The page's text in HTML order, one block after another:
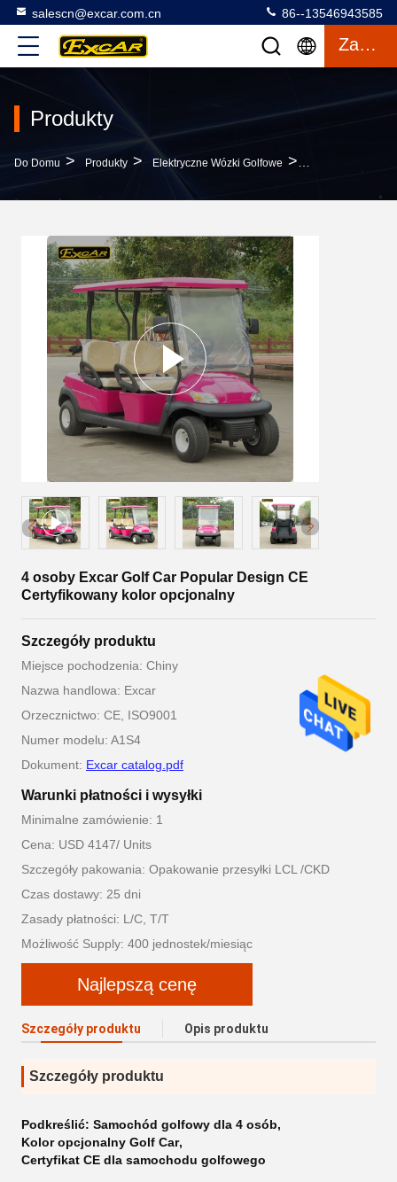
salescn@excar.com.cn 86--13546943585
Zacytować
Produkty
Do Domu > Produkty > Elektryczne Wózki Golfowe >
4 osoby Excar Golf Car Popular Design CE
Certyfikowany kolor opcjonalny
Szczegóły produktu
Miejsce pochodzenia: Chiny
Nazwa handlowa: Excar
Orzecznictwo: CE, ISO9001
Numer modelu: A1S4
Dokument: Excar catalog.pdf
Warunki płatności i wysyłki
Minimalne zamówienie: 1
Cena: USD 4147/ Units
Szczegóły pakowania: Opakowanie przesyłki LCL /CKD
Czas dostawy: 25 dni
Zasady płatności: L/C, T/T
Możliwość Supply: 400 jednostek/miesiąc
Najlepszą cenę
Szczegóły produktu Opis produktu
Szczegóły produktu
Podkreślić: Samochód golfowy dla 4 osób,
Kolor opcjonalny Golf Car,
Certyfikat CE dla samochodu golfowego